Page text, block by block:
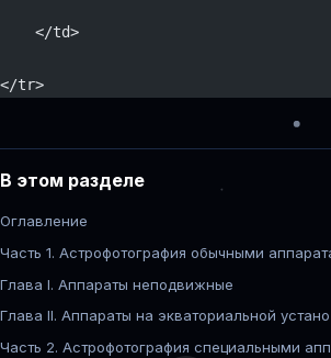
    </td>
</tr>
В этом разделе
Оглавление
Часть 1. Астрофотография обычными
Глава I. Аппараты неподвижные
Глава II. Аппараты на экваториальной устано
Часть 2. Астрофотография специальными